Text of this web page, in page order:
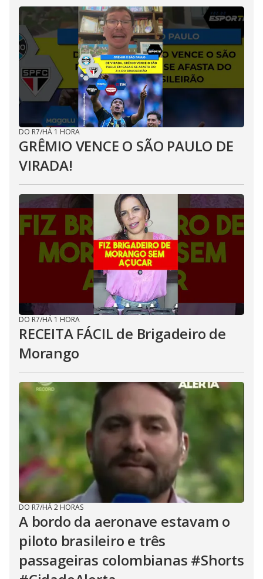
DO R7/HÁ 1 HORA
GRÊMIO VENCE O SÃO PAULO DE
VIRADA!
DO R7/HÁ 1 HORA
RECEITA FÁCIL de Brigadeiro de
Morango
DO R7/HÁ 2 HORAS
A bordo da aeronave estavam o
piloto brasileiro e três
passageiras colombianas #Shorts